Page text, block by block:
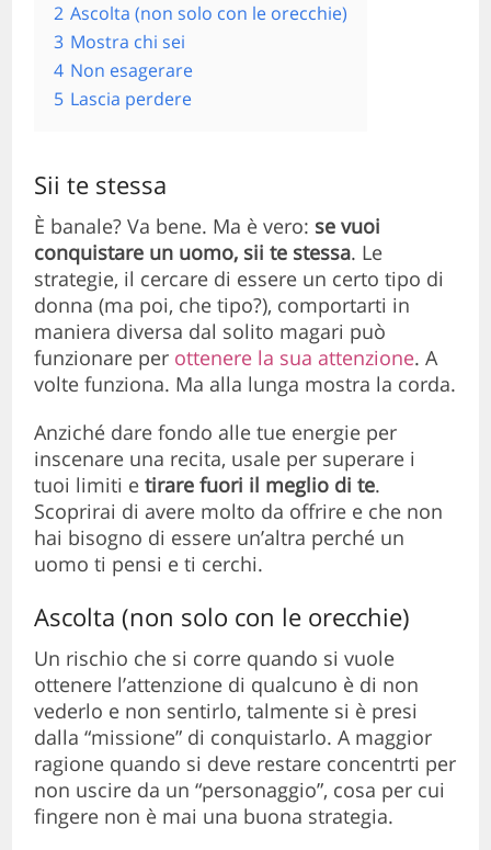
2 Ascolta (non solo con le orecchie)
3 Mostra chi sei
4 Non esagerare
5 Lascia perdere
Sii te stessa
È banale? Va bene. Ma è vero: se vuoi
conquistare un uomo, sii te stessa. Le
strategie, il cercare di essere un certo tipo di
donna (ma poi, che tipo?), comportarti in
maniera diversa dal solito magari può
funzionare per ottenere la sua attenzione. A
volte funziona. Ma alla lunga mostra la corda.
Anziché dare fondo alle tue energie per
inscenare una recita, usale per superare i
tuoi limiti etirare fuori il meglio di te.
Scoprirai di avere molto da offrire e che non
hai bisogno di essere un’altra perché un
uomo ti pensi e ti cerchi.
Ascolta (non solo con le orecchie)
Un rischio che si corre quando si vuole
ottenere l’attenzione di qualcuno è di non
vederlo e non sentirlo, talmente si è presi
dalla “missione” di conquistarlo. A maggior
ragione quando si deve restare concentrti per
non uscire da un “personaggio”, cosa per cui
fingere non è mai una buona strategia.